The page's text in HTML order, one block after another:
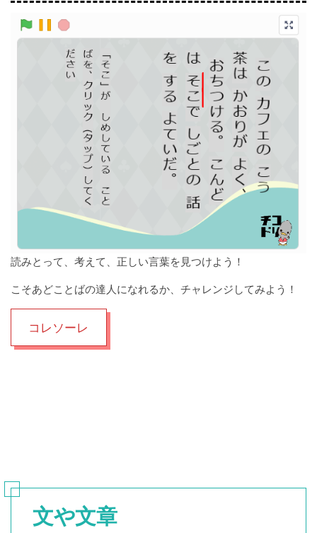
読みとって、考えて、正しい言葉を見つけよう！
こそあどことばの達人になれるか、チャレンジしてみよう！
コレソーレ
文や文章